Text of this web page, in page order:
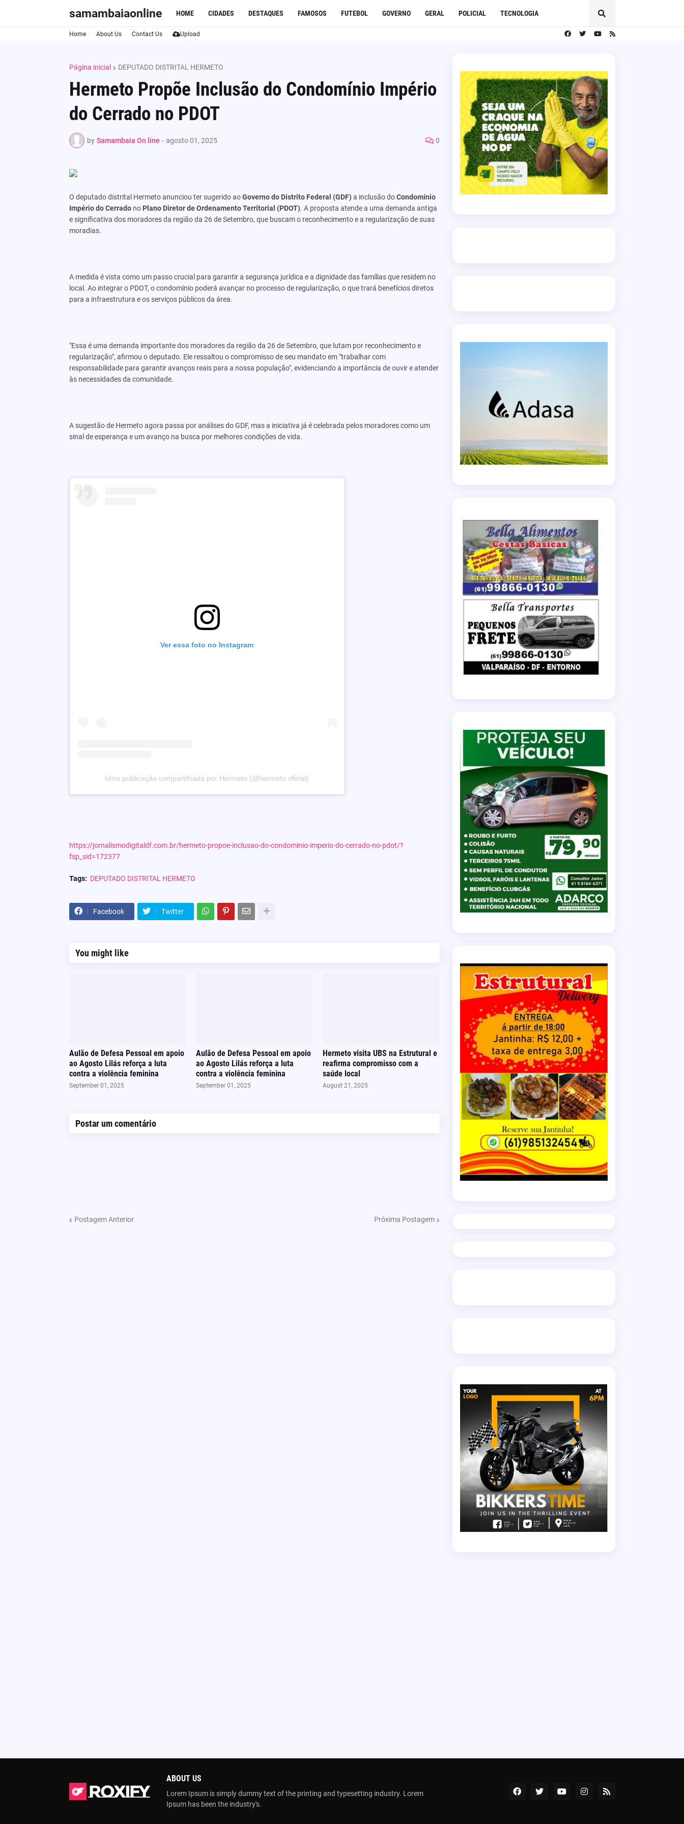
samambaiaonline HOME CIDADES DESTAQUES FAMOSOS FUTEBOL GOVERNO GERAL POLICIAL TECNOLOGIA
Home About Us Contact Us Upload
Página inicial DEPUTADO DISTRITAL HERMETO
Hermeto Propõe Inclusão do Condomínio Império
do Cerrado no PDOT
by Samambaia On line - agosto 01, 2025 0
O deputado distrital Hermeto anunciou ter sugerido aoGoverno do Distrito Federal (GDF)a inclusão doCondomínio
Império do Cerradono Plano Diretor de Ordenamento Territorial (PDOT). A proposta atende a uma demanda antiga
e significativa dos moradores da região da 26 de Setembro, que buscam o reconhecimento e a regularização de suas
moradias.
A medida é vista como um passo crucial para garantir a segurança jurídica e a dignidade das famílias que residem no
local. Ao integrar o PDOT, o condomínio poderá avançar no processo de regularização, o que trará benefícios diretos
para a infraestrutura e os serviços públicos da área.
"Essa é uma demanda importante dos moradores da região da 26 de Setembro, que lutam por reconhecimento e
regularização", afirmou o deputado. Ele ressaltou o compromisso de seu mandato em "trabalhar com
responsabilidade para garantir avanços reais para a nossa população", evidenciando a importância de ouvir e atender
às necessidades da comunidade.
A sugestão de Hermeto agora passa por análises do GDF, mas a iniciativa já é celebrada pelos moradores como um
sinal de esperança e um avanço na busca por melhores condições de vida.
Ver essa foto no Instagram
Uma publicação compartilhada por Hermeto (@hermeto.oficial)
https://jornalismodigitaldf.com.br/hermeto-propoe-inclusao-do-condominio-imperio-do-cerrado-no-pdot/?
fsp_sid=172377
Tags: DEPUTADO DISTRITAL HERMETO
Facebook Twitter
You might like
Aulão de Defesa Pessoal em apoio
ao Agosto Lilás reforça a luta
contra a violência feminina
September 01, 2025
Aulão de Defesa Pessoal em apoio
ao Agosto Lilás reforça a luta
contra a violência feminina
September 01, 2025
Hermeto visita UBS na Estrutural e
reafirma compromisso com a
saúde local
August 21, 2025
Postar um comentário
Postagem Anterior Próxima Postagem
ABOUT US
Lorem Ipsum is simply dummy text of the printing and typesetting industry. Lorem
Ipsum has been the industry's.